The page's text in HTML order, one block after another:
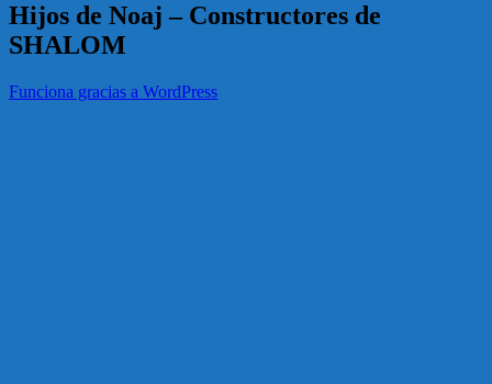
Hijos de Noaj – Constructores de
SHALOM
Funciona gracias a WordPress